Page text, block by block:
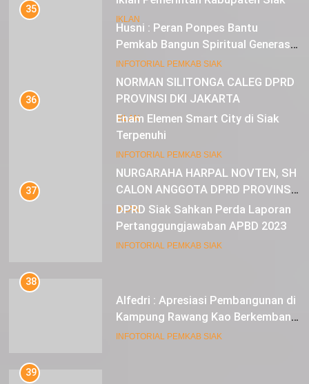
PROVINSI DKI JAKARTA
IKLAN
NURGARAHA HARPAL NOVTEN, SH
CALON ANGGOTA DPRD PROVINSI
DKI JAKARTA
IKLAN
35
Husni : Peran Ponpes Bantu
Pemkab Bangun Spiritual Generasi
Muda
INFOTORIAL PEMKAB SIAK
36
Enam Elemen Smart City di Siak
Terpenuhi
INFOTORIAL PEMKAB SIAK
37
DPRD Siak Sahkan Perda Laporan
Pertanggungjawaban APBD 2023
INFOTORIAL PEMKAB SIAK
38
Alfedri : Apresiasi Pembangunan di
Kampung Rawang Kao Berkembang
Pesat
INFOTORIAL PEMKAB SIAK
39